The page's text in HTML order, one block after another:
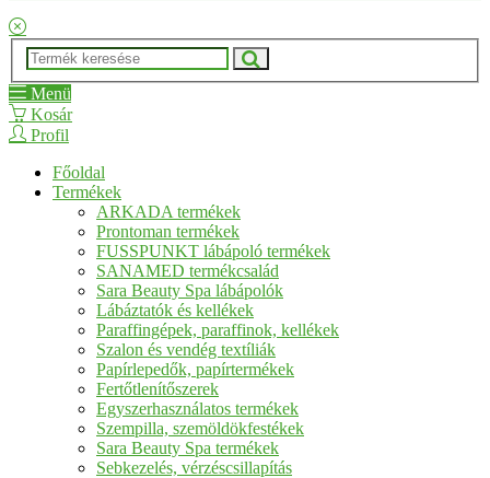
Menü
Kosár
Profil
Főoldal
Termékek
ARKADA termékek
Prontoman termékek
FUSSPUNKT lábápoló termékek
SANAMED termékcsalád
Sara Beauty Spa lábápolók
Lábáztatók és kellékek
Paraffingépek, paraffinok, kellékek
Szalon és vendég textíliák
Papírlepedők, papírtermékek
Fertőtlenítőszerek
Egyszerhasználatos termékek
Szempilla, szemöldökfestékek
Sara Beauty Spa termékek
Sebkezelés, vérzéscsillapítás